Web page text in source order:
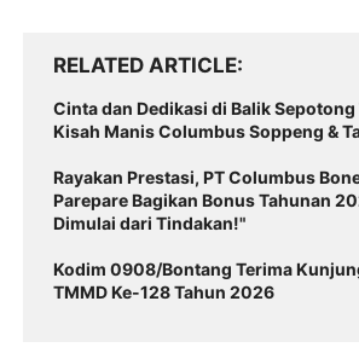
RELATED ARTICLE
Cinta dan Dedikasi di Balik
Kisah Manis Columbus Soppeng &
Rayakan Prestasi, PT Columbus
Parepare Bagikan Bonus Tahunan
Dimulai dari Tindakan!"
Kodim 0908/Bontang Terima
TMMD Ke-128 Tahun 2026